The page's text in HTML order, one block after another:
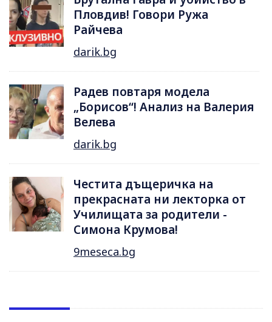
Пловдив! Говори Ружа
Райчева
darik.bg
Радев повтаря модела
„Борисов“! Анализ на Валерия
Велева
darik.bg
Честита дъщеричка на
прекрасната ни лекторка от
Училищата за родители -
Симона Крумова!
9meseca.bg